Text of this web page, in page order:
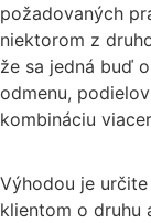
požadovaných
niektorom z
že sa jedná buď
odmenu,
kombináciu
Výhodou je
klientom o druhu